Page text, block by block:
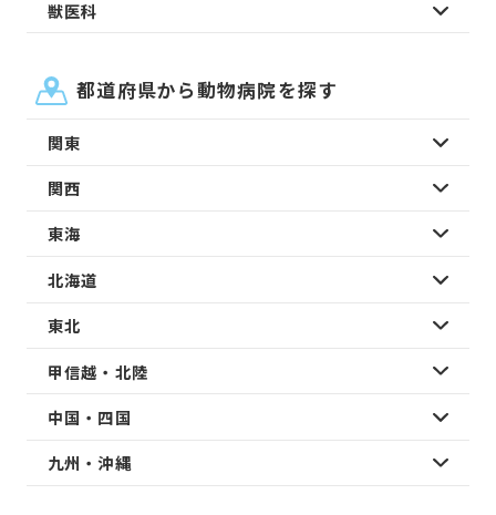
獣医科
都道府県から動物病院を探す
関東
関西
東海
北海道
東北
甲信越・北陸
中国・四国
九州・沖縄